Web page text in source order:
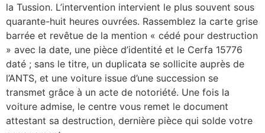
la Tussion. L’intervention intervient le plus souvent sous
quarante-huit heures ouvrées. Rassemblez la carte grise
barrée et revêtue de la mention « cédé pour destruction
» avec la date, une pièce d’identité et le Cerfa 15776
daté ; sans le titre, un duplicata se sollicite auprès de
l’ANTS, et une voiture issue d’une succession se
transmet grâce à un acte de notoriété. Une fois la
voiture admise, le centre vous remet le document
attestant sa destruction, dernière pièce qui solde votre